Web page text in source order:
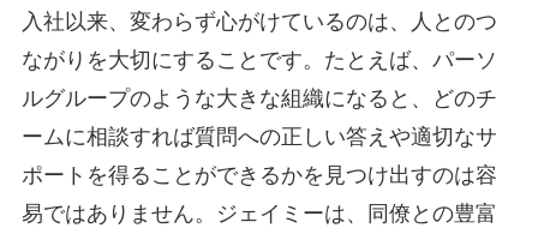
入社以来、変わらず心がけているのは、人とのつ
ながりを大切にすることです。たとえば、パーソ
ルグループのような大きな組織になると、どのチ
ームに相談すれば質問への正しい答えや適切なサ
ポートを得ることができるかを見つけ出すのは容
易ではありません。ジェイミーは、同僚との豊富